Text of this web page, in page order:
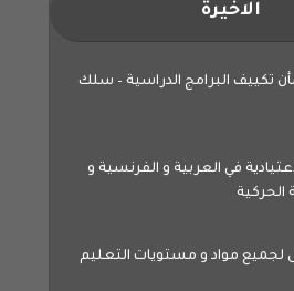
الاخيرة
تكييف البرامج الدراسية – سلك
في العربية و الفرنسية و
الحركية
لجميع مواد و مستويات التعليم